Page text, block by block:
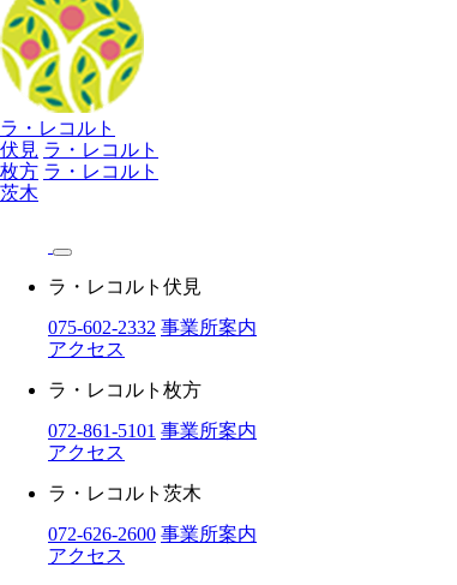
ラ・レコルト
伏見 ラ・レコルト
枚方 ラ・レコルト
茨木
ラ・レコルト伏見
075-602-2332 事業所案内
アクセス
ラ・レコルト枚方
072-861-5101 事業所案内
アクセス
ラ・レコルト茨木
072-626-2600 事業所案内
アクセス